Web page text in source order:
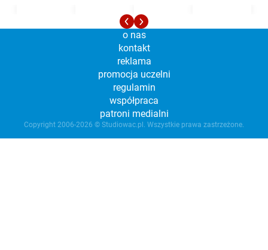
o nas
kontakt
reklama
promocja uczelni
regulamin
współpraca
patroni medialni
Copyright 2006-2026 © Studiowac.pl. Wszystkie prawa zastrzeżone.